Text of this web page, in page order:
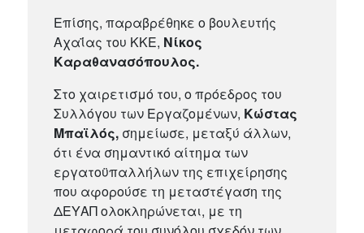
Επίσης, παραβρέθηκε ο βουλευτής
Αχαΐας του ΚΚΕ, Νίκος
Καραθανασόπουλος.
Στο χαιρετισμό του, ο πρόεδρος του
Συλλόγου των Εργαζομένων, Κώστας
Μπαϊλός, σημείωσε, μεταξύ άλλων,
ότι ένα σημαντικό αίτημα των
εργατοϋπαλλήλων της επιχείρησης
που αφορούσε τη μεταστέγαση της
ΔΕΥΑΠ ολοκληρώνεται, με τη